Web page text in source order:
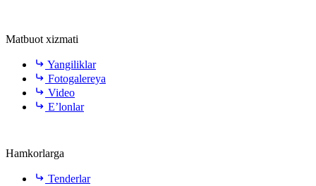
Matbuot xizmati
Yangiliklar
Fotogalereya
Video
E’lonlar
Hamkorlarga
Tenderlar